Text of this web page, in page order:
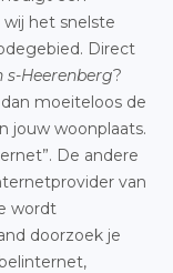
het snelste
Direct
Heerenberg?
moeiteloos de
jouw woonplaats.
De andere
van
wordt
doorzoek je